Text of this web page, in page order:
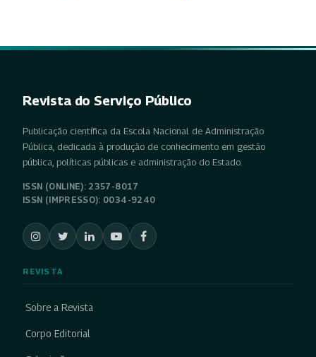
Revista do Serviço Público
Publicação científica da Escola Nacional de Administração
Pública, dedicada à produção de conhecimento em gestão
pública, políticas públicas e administração do Estado.
ISSN (ONLINE): 2357-8017
ISSN (IMPRESSO): 0034-9240
REVISTA
Sobre a Revista
Corpo Editorial